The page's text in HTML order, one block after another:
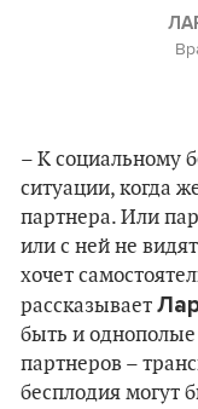
– К социальному
ситуации, когда
партнера. Или
или с ней не
хочет
рассказывает
быть и
партнеров –
бесплодия могут